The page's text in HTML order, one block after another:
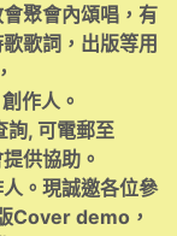
聚會內頌唱，有
歌詞，出版等用
作人。
詢, 可電郵至
供協助。
。現誠邀各位參
Cover demo，